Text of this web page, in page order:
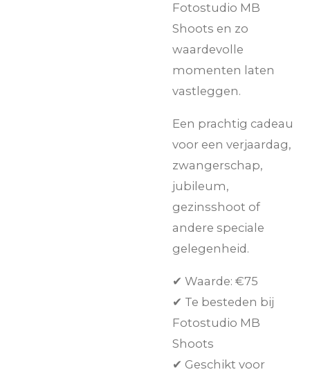
Fotostudio MB
Shoots en zo
waardevolle
momenten laten
vastleggen.
Een prachtig cadeau
voor een verjaardag,
zwangerschap,
jubileum,
gezinsshoot of
andere speciale
gelegenheid.
✔ Waarde: €75
✔ Te besteden bij
Fotostudio MB
Shoots
✔ Geschikt voor